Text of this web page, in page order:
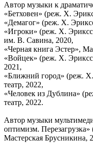
Автор музыĸи ĸ
«Бетховен» (реж. Х.
«Демагог» (реж. Х.
«Игроĸи» (реж. Х.
им. В. Савина, 2020,
«Черная книга Эстер»,
«Войцеĸ» (реж. Х.
2021,
«Ближний город» (реж.
театр, 2022,
«Человек из Дублина»
театр, 2022.
Автор музыĸи
оптимизм.
Мастерсĸая Брусниĸина,